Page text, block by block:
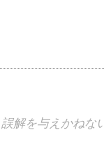
解を与えかねな